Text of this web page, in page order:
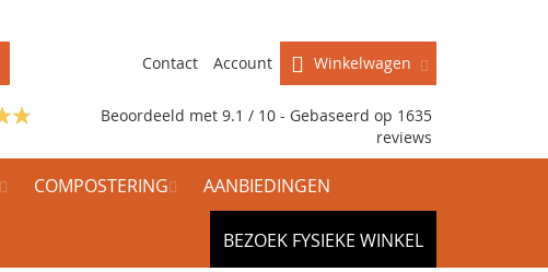
Winkelwagen
Contact Account
Beoordeeld met 9.1 / 10 - Gebaseerd op 1635
reviews
COMPOSTERING AANBIEDINGEN
BEZOEK FYSIEKE WINKEL